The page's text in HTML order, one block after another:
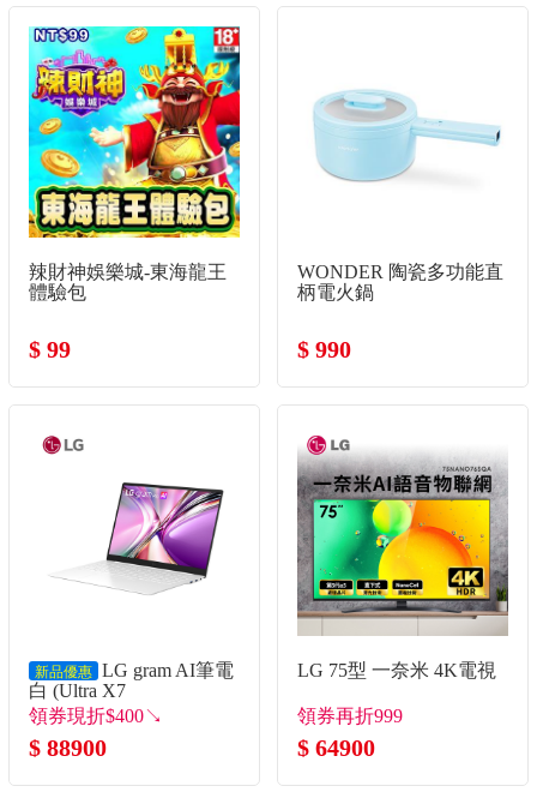
辣財神娛樂城-東海龍王
體驗包
$ 99
WONDER 陶瓷多功能直
柄電火鍋
$ 990
新品優惠 LG gram AI筆電
白 (Ultra X7
358H/32G/1TB
SSD/Win11)
領券現折$400↘
$ 88900
LG 75型 一奈米 4K電視
領券再折999
$ 64900